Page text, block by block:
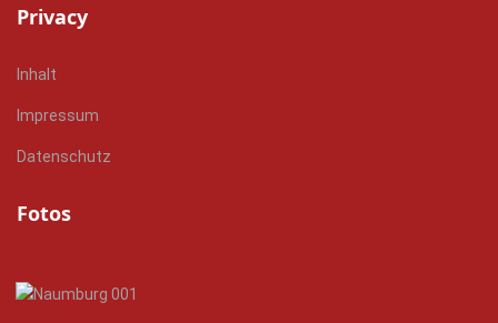
Privacy
Inhalt
Impressum
Datenschutz
Fotos